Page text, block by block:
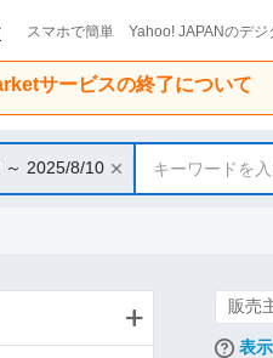
スマホで簡単 Yahoo! JAPANのデジ
サービスの終了について
～ 2025/8/10 キーワードを入
販売
表